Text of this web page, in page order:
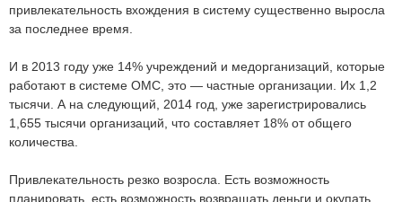
привлекательность вхождения в систему существенно выросла
за последнее время.
И в 2013 году уже 14% учреждений и медорганизаций, которые
работают в системе ОМС, это — частные организации. Их 1,2
тысячи. А на следующий, 2014 год, уже зарегистрировались
1,655 тысячи организаций, что составляет 18% от общего
количества.
Привлекательность резко возросла. Есть возможность
планировать, есть возможность возвращать деньги и окупать